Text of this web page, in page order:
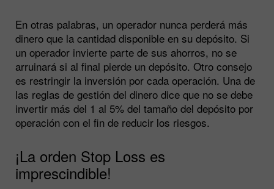
En otras palabras, un operador nunca perderá más
dinero que la cantidad disponible en su depósito. Si
un operador invierte parte de sus ahorros, no se
arruinará si al final pierde un depósito. Otro consejo
es restringir la inversión por cada operación. Una de
las reglas de gestión del dinero dice que no se debe
invertir más del 1 al 5% del tamaño del depósito por
operación con el fin de reducir los riesgos.
¡La orden Stop Loss es
imprescindible!